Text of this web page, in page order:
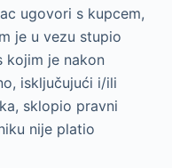
ugovori s kupcem,
je u vezu stupio
kojim je nakon
isključujući i/ili
sklopio pravni
nije platio